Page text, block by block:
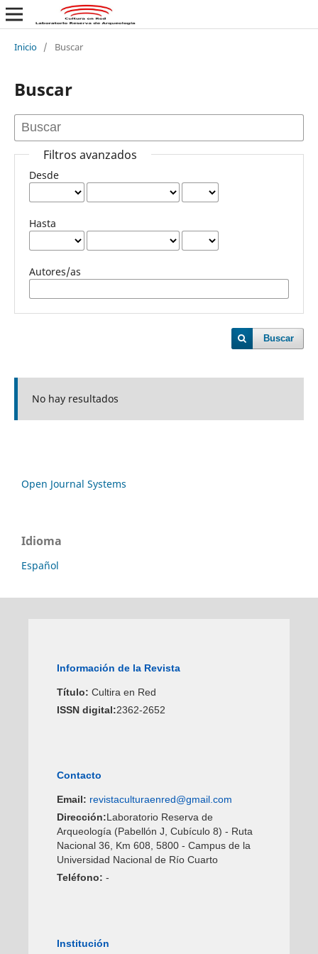
Inicio / Buscar
Buscar
Filtros avanzados
Desde
Hasta
Autores/as
Buscar
No hay resultados
Open Journal Systems
Idioma
Español
Información de la Revista
Título: Cultira en Red
ISSN digital:2362-2652
Contacto
Email: revistaculturaenred@gmail.com
Dirección:Laboratorio Reserva de
Arqueología (Pabellón J, Cubículo 8) - Ruta
Nacional 36, Km 608, 5800 - Campus de la
Universidad Nacional de Río Cuarto
Teléfono: -
Institución